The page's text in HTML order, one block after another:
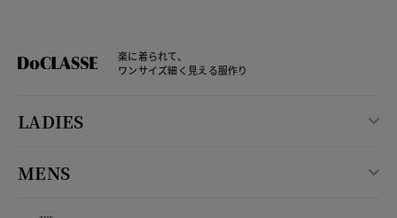
楽に着られて、
ワンサイズ細く見える服作り
LADIES
MENS